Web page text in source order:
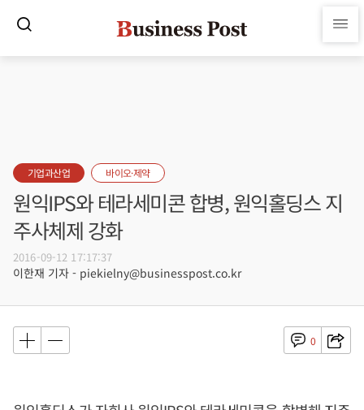
기업과산업 바이오·제약
원익IPS와 테라세미콘 합병, 원익홀딩스 지
주사체제 강화
2016-09-12 17:17:37
이한재 기자 - piekielny@businesspost.co.kr
0